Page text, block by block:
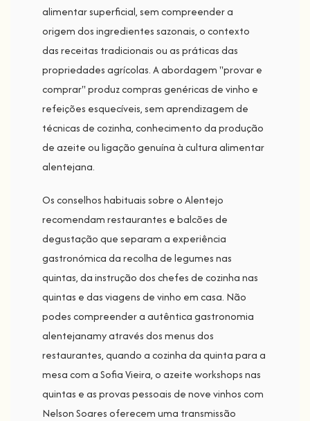
alimentar superficial, sem compreender a
origem dos ingredientes sazonais, o contexto
das receitas tradicionais ou as práticas das
propriedades agrícolas. A abordagem "provar e
comprar" produz compras genéricas de vinho e
refeições esquecíveis, sem aprendizagem de
técnicas de cozinha, conhecimento da produção
de azeite ou ligação genuína à cultura alimentar
alentejana.
Os conselhos habituais sobre o Alentejo
recomendam restaurantes e balcões de
degustação que separam a experiência
gastronómica da recolha de legumes nas
quintas, da instrução dos chefes de cozinha nas
quintas e das viagens de vinho em casa. Não
podes compreender a autêntica gastronomia
alentejanamy através dos menus dos
restaurantes, quando a cozinha da quinta para a
mesa com a Sofia Vieira, o azeite workshops nas
quintas e as provas pessoais de nove vinhos com
Nelson Soares oferecem uma transmissão